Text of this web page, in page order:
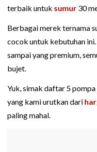
terbaik untuk sumur 30
Berbagai merek ternama
cocok untuk kebutuhan
sampai yang premium,
bujet.
Yuk, simak daftar 5
yang kami urutkan dari
paling mahal.